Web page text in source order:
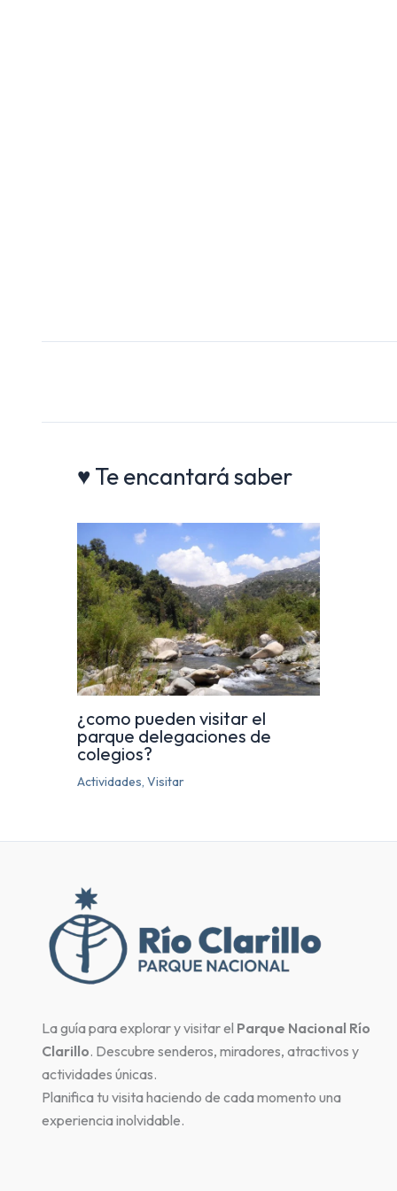
♥ Te encantará saber
¿como pueden visitar el
parque delegaciones de
colegios?
Actividades Visitar
La guía para explorar y visitar el Parque Nacional Río
Clarillo. Descubre senderos, miradores, atractivos y
actividades únicas.
Planifica tu visita haciendo de cada momento una
experiencia inolvidable.